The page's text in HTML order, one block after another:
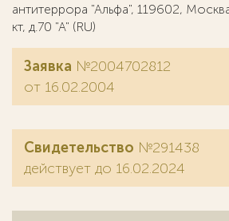
антитеррора "Альфа", 119602,
кт, д.70 "А" (RU)
Заявка №2004702812
от 16.02.2004
Свидетельство №291438
действует до 16.02.2024